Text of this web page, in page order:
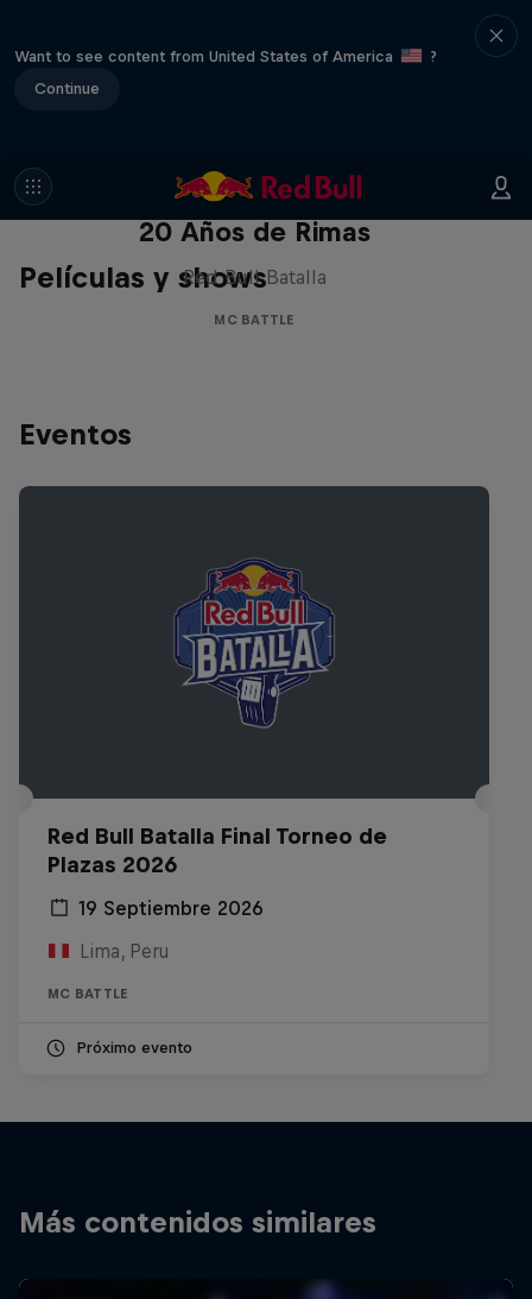
Want to see content from United States of America
?
Continue
Películas y shows
Red Bull Batalla Nueva Historia:
20 Años de Rimas
Red Bull Batalla
MC BATTLE
Eventos
Red Bull Batalla Final Torneo de
Plazas 2026
19 Septiembre 2026
Lima, Peru
MC BATTLE
Próximo evento
Más contenidos similares